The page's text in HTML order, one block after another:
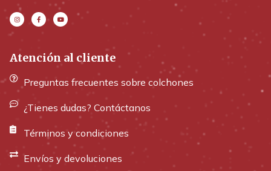
Atención al cliente
Preguntas frecuentes sobre colchones
¿Tienes dudas? Contáctanos
Términos y condiciones
Envíos y devoluciones